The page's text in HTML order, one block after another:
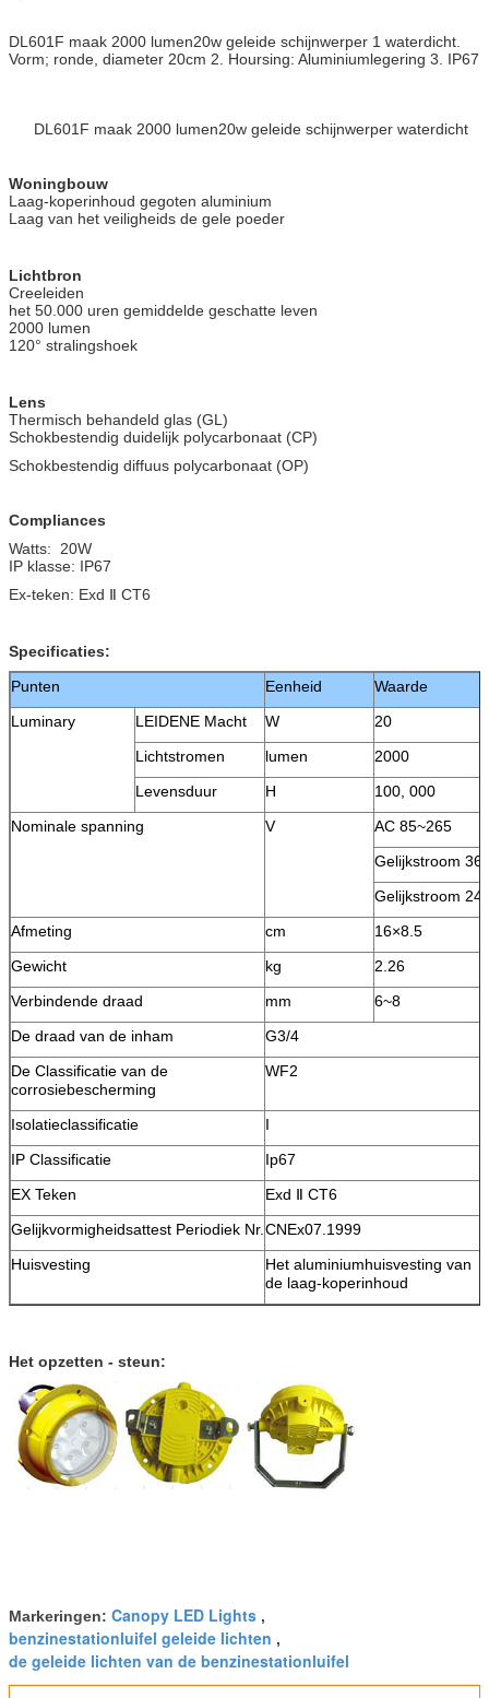
DL601F maak 2000 lumen20w geleide schijnwerper 1 waterdicht.
Vorm; ronde, diameter 20cm 2. Hoursing: Aluminiumlegering 3. IP67
DL601F maak 2000 lumen20w geleide schijnwerper waterdicht
Woningbouw
Laag-koperinhoud gegoten aluminium
Laag van het veiligheids de gele poeder
Lichtbron
Creeleiden
het 50.000 uren gemiddelde geschatte leven
2000 lumen
120° stralingshoek
Lens
Thermisch behandeld glas (GL)
Schokbestendig duidelijk polycarbonaat (CP)
Schokbestendig diffuus polycarbonaat (OP)
Compliances
Watts: 20W
IP klasse: IP67
Ex-teken: Exd Ⅱ CT6
Specificaties:
Punten
Eenheid
Waarde
Luminary
LEIDENE Macht W
20
Lichtstromen
lumen
2000
Levensduur
H
100, 000
Nominale spanning
V
AC 85~265
Gelijkstroom 36
Gelijkstroom 24
Afmeting
cm
16×8.5
Gewicht
kg
2.26
Verbindende draad
mm
6~8
De draad van de inham
G3/4
De Classificatie van de
corrosiebescherming
WF2
Isolatieclassificatie
I
IP Classificatie
Ip67
EX Teken
Exd Ⅱ CT6
Gelijkvormigheidsattest Periodiek Nr. CNEx07.1999
Huisvesting
Het aluminiumhuisvesting van
de laag-koperinhoud
Het opzetten - steun:
Markeringen: Canopy LED Lights ,
benzinestationluifel geleide lichten ,
de geleide lichten van de benzinestationluifel